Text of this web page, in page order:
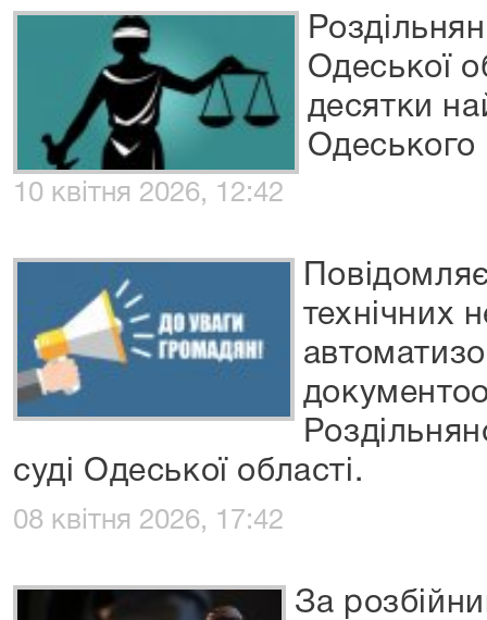
Одеської
десятки
Одеського
10 квітня 2026, 12:42
технічних
суді Одеської області.
08 квітня 2026, 17:42
За